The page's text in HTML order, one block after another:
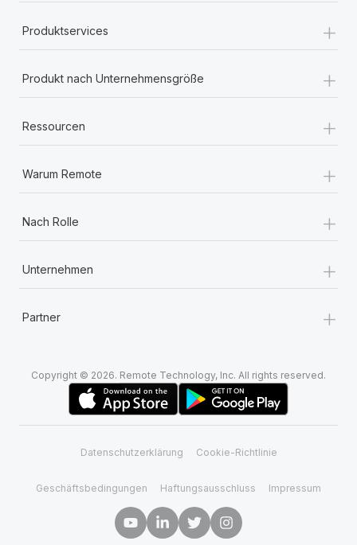
Produktservices +
Produkt nach Unternehmensgröße +
Ressourcen +
Warum Remote +
Nach Rolle +
Unternehmen +
Partner +
Copyright © 2026. Remote Technology, Inc. All rights reserved.
Datenschutzerklärung Cookie-Richtlinie
Geschäftsbedingungen Haftungsausschluss Impressum